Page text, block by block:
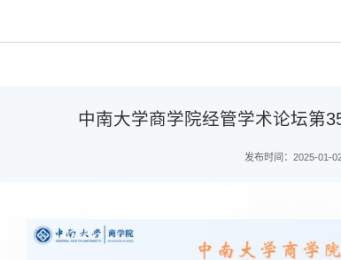
中南大学商学院经管学术论坛
发布时间：2025-01-